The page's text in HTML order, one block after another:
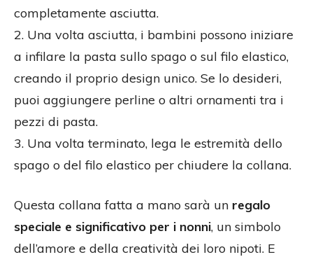
completamente asciutta.
2. Una volta asciutta, i bambini possono iniziare
a infilare la pasta sullo spago o sul filo elastico,
creando il proprio design unico. Se lo desideri,
puoi aggiungere perline o altri ornamenti tra i
pezzi di pasta.
3. Una volta terminato, lega le estremità dello
spago o del filo elastico per chiudere la collana.
Questa collana fatta a mano sarà un regalo
speciale e significativo per i nonni, un simbolo
dell’amore e della creatività dei loro nipoti. E